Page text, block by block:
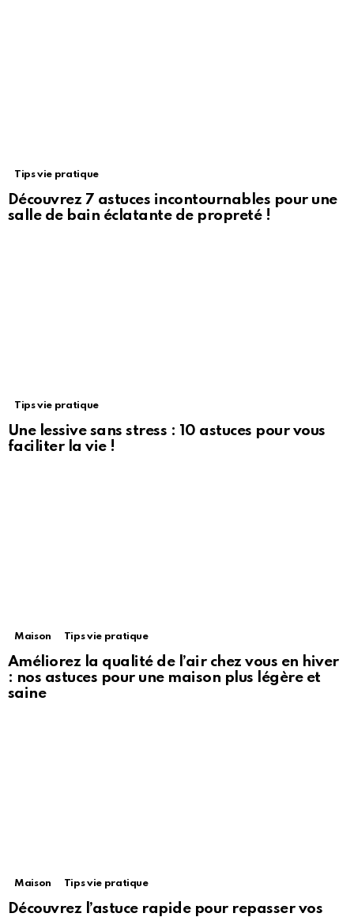
Tips vie pratique
Découvrez 7 astuces incontournables pour une
salle de bain éclatante de propreté !
Tips vie pratique
Une lessive sans stress : 10 astuces pour vous
faciliter la vie !
Maison Tips vie pratique
Améliorez la qualité de l’air chez vous en hiver
: nos astuces pour une maison plus légère et
saine
Maison Tips vie pratique
Découvrez l’astuce rapide pour repasser vos